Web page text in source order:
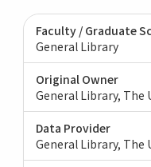
Faculty / Graduate
General Library
Original Owner
General Library, The
Data Provider
General Library, The